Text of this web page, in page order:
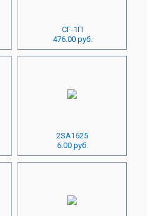
СГ-1П
476.00 руб.
2SA1625
6.00 руб.